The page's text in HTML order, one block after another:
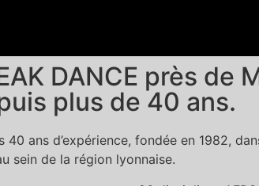
DANCE près de
plus de 40 ans.
ans d’expérience, fondée en 1982,
sein de la région lyonnaise.